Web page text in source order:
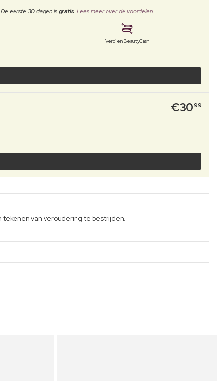
De eerste 30 dagen isgratis. Lees meer over de voordelen.
Verdien BeautyCash
€3099
tekenen van veroudering te bestrijden.